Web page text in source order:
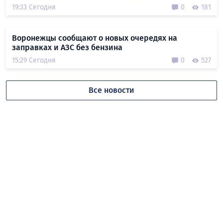
19:33 Сегодня 0 181
Воронежцы сообщают о новых очередях на
заправках и АЗС без бензина
15:29 Сегодня 0 527
Все новости